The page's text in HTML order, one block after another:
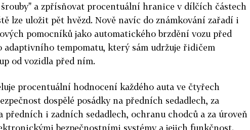
a zpřísňovat procentuální hranice v dílčích částech
lze uložit pět hvězd. Nově navíc do známkování zařadí i
pomocníků jako automatického brzdění vozu před
adaptivního tempomatu, který sám udržuje řidičem
od vozidla před ním.
procentuální hodnocení každého auta ve čtyřech
dospělé posádky na předních sedadlech, za
předních i zadních sedadlech, ochranu chodců a za úroveň
bezpečnostními systémy a jejich funkčnost.